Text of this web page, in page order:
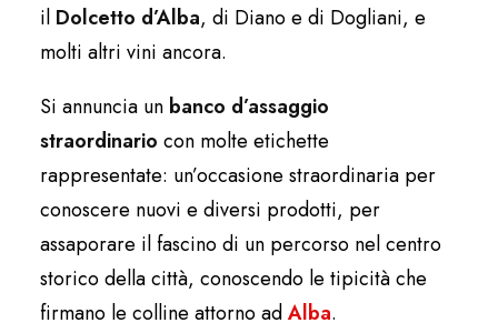
il Dolcetto d’Alba, di Diano e di Dogliani, e
molti altri vini ancora.
Si annuncia un banco d’assaggio
straordinario con molte etichette
rappresentate: un’occasione straordinaria per
conoscere nuovi e diversi prodotti, per
assaporare il fascino di un percorso nel centro
storico della città, conoscendo le tipicità che
firmano le colline attorno adAlba.